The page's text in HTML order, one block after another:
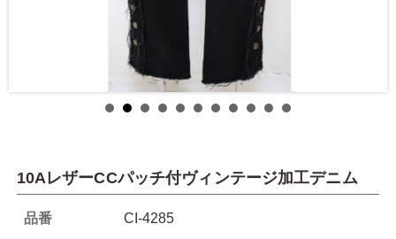
10AレザーCCパッチ付ヴィンテージ加工デニム
品番 CI-4285